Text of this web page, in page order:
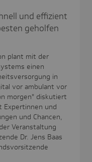
und effizient
geholfen
plant mit der
einen
in
vor ambulant vor
morgen" diskutiert
Expertinnen und
und Chancen,
Veranstaltung
Dr. Jens Baas